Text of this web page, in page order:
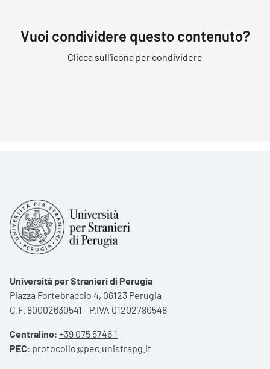
Vuoi condividere questo contenuto?
Clicca sull'icona per condividere
Università per Stranieri di Perugia
Piazza Fortebraccio 4, 06123 Perugia
C.F. 80002630541 - P.IVA 01202780548
Centralino: +39 075 5746 1
PEC: protocollo@pec.unistrapg.it